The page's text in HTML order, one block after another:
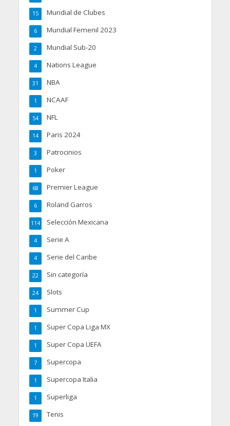
Mundial de Clubes
15
Mundial Femenil 2023
6
Mundial Sub-20
2
Nations League
4
NBA
31
NCAAF
1
NFL
54
Paris 2024
14
Patrocinios
3
Poker
1
Premier League
68
Roland Garros
6
Selección Mexicana
114
Serie A
4
Serie del Caribe
4
Sin categoría
22
Slots
24
Summer Cup
1
Super Copa Liga MX
1
Super Copa UEFA
1
Supercopa
7
Supercopa Italia
1
Superliga
1
Tenis
19